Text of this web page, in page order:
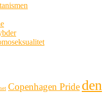
Copenhagen Pride den